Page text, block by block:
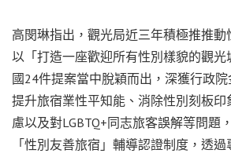
高閔琳指出，觀光局近三年積極推推
以「打造一座歡迎所有性別樣貌的觀光
國24件提案當中脫穎而出，深獲行政
提升旅宿業性平知能、消除性別刻板印
慮以及對LGBTQ+同志旅客誤解等問題
「性別友善旅宿」輔導認證制度，透過